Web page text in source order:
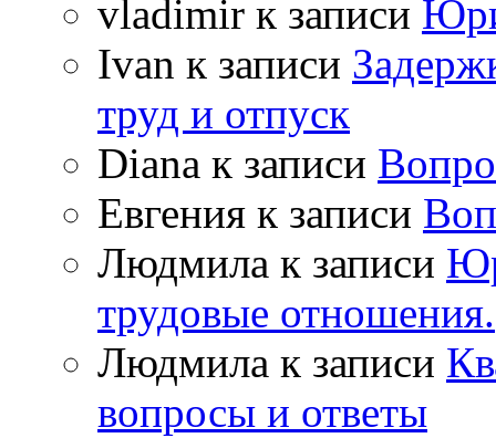
vladimir к записи
Ivan к записи
труд и отпуск
Diana к записи
Евгения к записи
Людмила к записи
трудовые отношения.
Людмила к записи
вопросы и ответы